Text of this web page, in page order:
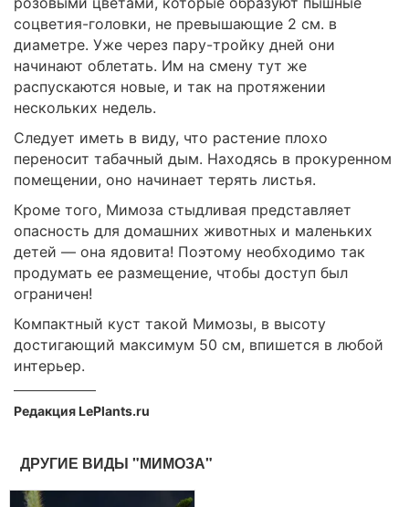
соцветия-головки, не превышающие 2 см. в
диаметре. Уже через пару-тройку дней они
начинают облетать. Им на смену тут же
распускаются новые, и так на протяжении
нескольких недель.
Следует иметь в виду, что растение плохо
переносит табачный дым. Находясь в прокуренном
помещении, оно начинает терять листья.
Кроме того, Мимоза стыдливая представляет
опасность для домашних животных и маленьких
детей — она ядовита! Поэтому необходимо так
продумать ее размещение, чтобы доступ был
ограничен!
Компактный куст такой Мимозы, в высоту
достигающий максимум 50 см, впишется в любой
интерьер.
Редакция LePlants.ru
ДРУГИЕ ВИДЫ "МИМОЗА"